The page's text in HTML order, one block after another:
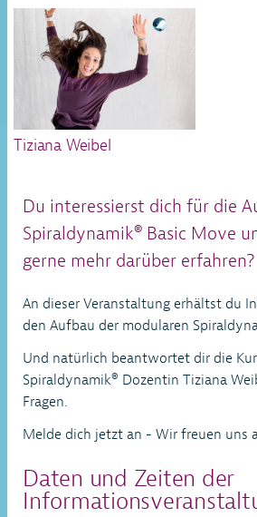
Tiziana Weibel
Du interessierst dich für die
Spiraldynamik® Basic Move
gerne mehr darüber erfahren?
An dieser Veranstaltung erhältst du
den Aufbau der modularen
Und natürlich beantwortet dir die
Spiraldynamik® Dozentin Tiziana
Fragen.
Melde dich jetzt an - Wir freuen uns
Daten und Zeiten der